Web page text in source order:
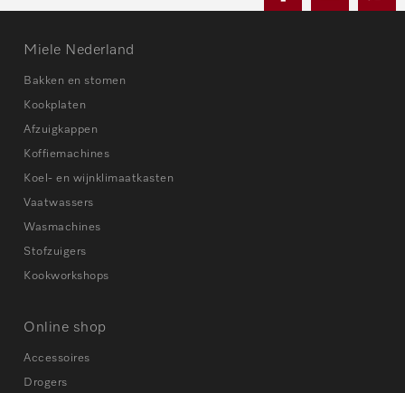
Miele Nederland
Bakken en stomen
Kookplaten
Afzuigkappen
Koffiemachines
Koel- en wijnklimaatkasten
Vaatwassers
Wasmachines
Stofzuigers
Kookworkshops
Online shop
Accessoires
Drogers